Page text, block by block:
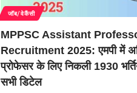
जॉब/वेकैंसी
MPPSC Assistant
Recruitment 2025: एमपी में
प्रोफेसर के लिए निकली 1930
सभी डिटेल